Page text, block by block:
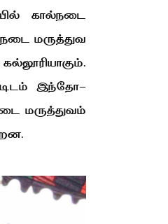
கால்நடை
மருத்துவ
இந்தோ-
மருத்துவம்